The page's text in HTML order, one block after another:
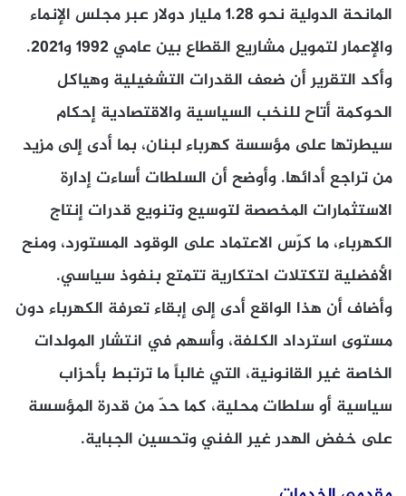
المانحة الدولية نحو 1.28 مليار دولار عبر مجلس الإنماء
والإعمار لتمويل مشاريع القطاع بين عامي 1992 و2021.
وأكد التقرير أن ضعف القدرات التشغيلية وهياكل
الحوكمة أتاح للنخب السياسية والاقتصادية إحكام
سيطرتها على مؤسسة كهرباء لبنان، بما أدى إلى مزيد
من تراجع أدائها. وأوضح أن السلطات أساءت إدارة
الاستثمارات المخصصة لتوسيع وتنويع قدرات إنتاج
الكهرباء، ما كرّس الاعتماد على الوقود المستورد، ومنح
الأفضلية لتكتلات احتكارية تتمتع بنفوذ سياسي.
وأضاف أن هذا الواقع أدى إلى إبقاء تعرفة الكهرباء دون
مستوى استرداد الكلفة، وأسهم في انتشار المولدات
الخاصة غير القانونية، التي غالباً ما ترتبط بأحزاب
سياسية أو سلطات محلية، كما حدّ من قدرة المؤسسة
على خفض الهدر غير الفني وتحسين الجباية.